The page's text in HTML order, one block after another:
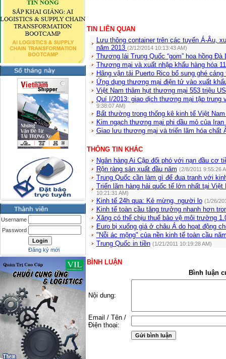
Username
Password
Đăng ký mới
TIN LIÊN QUAN
Lưu thông container trên các tuyến Á-Âu,
năm 2013 (2/12/2014 10:13:43 AM)
Thương lái Trung Quốc “gom” hoa hồng Đà
Thương mại và xuất nhập khẩu hàng hóa
Hãng vận tải Puerto Rico bổ sung ghé
Ứng dụng thương mại điện tử vào xuất
Việt Nam thâm hụt thương mại 553 triệu
Quí I/2013: giao dịch thương mại tập
9:38:07 AM)
Bất thường trong thống kê kinh tế Việt
Kim ngạch thương mại phi dầu mỏ của
Giao lưu thương mại và triển lãm hóa chất
THÔNG TIN KHÁC
Ngân hàng Ai Cập đối phó với nạn đầu cơ
Rộn ràng sản xuất đầu năm (2/8/2011 9:55:26
Trung Quốc cần làm gì để đua tranh với
Triển lãm hàng hải quốc tế lớn nhất tại Việt
10:21:31 AM)
Kinh tế 24h qua: Kẻ mừng, người lo (1/26/
Kinh tế toàn cầu tăng trưởng nhanh hơn
Xăng có thể chịu thuế bảo vệ môi trường
Euro bị xuống giá ở châu Á do hoạt động
"Nỗi ác mộng" của nền kinh tế toàn cầu
Trung Quốc in tiền (1/21/2011 10:19:28 AM)
BÌNH LUẬN
Bình luận
Nội dung:
Email / Tên /
Điện thoại: